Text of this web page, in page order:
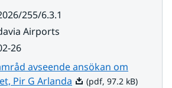
255/6.3.1
Airports
26
avseende ansökan om
Pir G Arlanda Pdf, 97.2 kB.
(pdf, 97.2 kB)